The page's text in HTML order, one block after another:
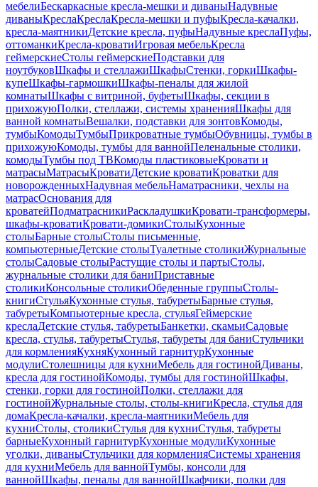
мебелиБескаркасные кресла-мешки и диваныНадувные
диваныКреслаКреслаКресла-мешки и пуфыКресла-качалки,
кресла-маятникиДетские кресла, пуфыНадувные креслаПуфы,
оттоманкиКресла-кроватиИгровая мебельКресла
геймерскиеСтолы геймерскиеПодставки для
ноутбуковШкафы и стеллажиШкафыСтенки, горкиШкафы-
купеШкафы-гармошкиШкафы-пеналы для жилой
комнатыШкафы с витриной, буфетыШкафы, секции в
прихожуюПолки, стеллажи, системы храненияШкафы для
ванной комнатыВешалки, подставки для зонтовКомоды,
тумбыКомодыТумбыПрикроватные тумбыОбувницы, тумбы в
прихожуюКомоды, тумбы для ваннойПеленальные столики,
комодыТумбы под ТВКомоды пластиковыеКровати и
матрасыМатрасыКроватиДетские кроватиКроватки для
новорожденныхНадувная мебельНаматрасники, чехлы на
матрасОснования для
кроватейПодматрасникиРаскладушкиКровати-трансформеры,
шкафы-кроватиКровати-домикиСтолыКухонные
столыБарные столыСтолы письменные,
компьютерныеДетские столыТуалетные столикиЖурнальные
столыСадовые столыРастущие столы и партыСтолы,
журнальные столики для баниПриставные
столикиКонсольные столикиОбеденные группыСтолы-
книгиСтульяКухонные стулья, табуретыБарные стулья,
табуретыКомпьютерные кресла, стульяГеймерские
креслаДетские стулья, табуретыБанкетки, скамьиСадовые
кресла, стулья, табуретыСтулья, табуреты для баниСтульчики
для кормленияКухняКухонный гарнитурКухонные
модулиСтолешницы для кухниМебель для гостинойДиваны,
кресла для гостинойКомоды, тумбы для гостинойШкафы,
стенки, горки для гостинойПолки, стеллажи для
гостинойЖурнальные столы, столы-книгиКресла, стулья для
домаКресла-качалки, кресла-маятникиМебель для
кухниСтолы, столикиСтулья для кухниСтулья, табуреты
барныеКухонный гарнитурКухонные модулиКухонные
уголки, диваныСтульчики для кормленияСистемы хранения
для кухниМебель для ваннойТумбы, консоли для
ваннойШкафы, пеналы для ваннойШкафчики, полки для